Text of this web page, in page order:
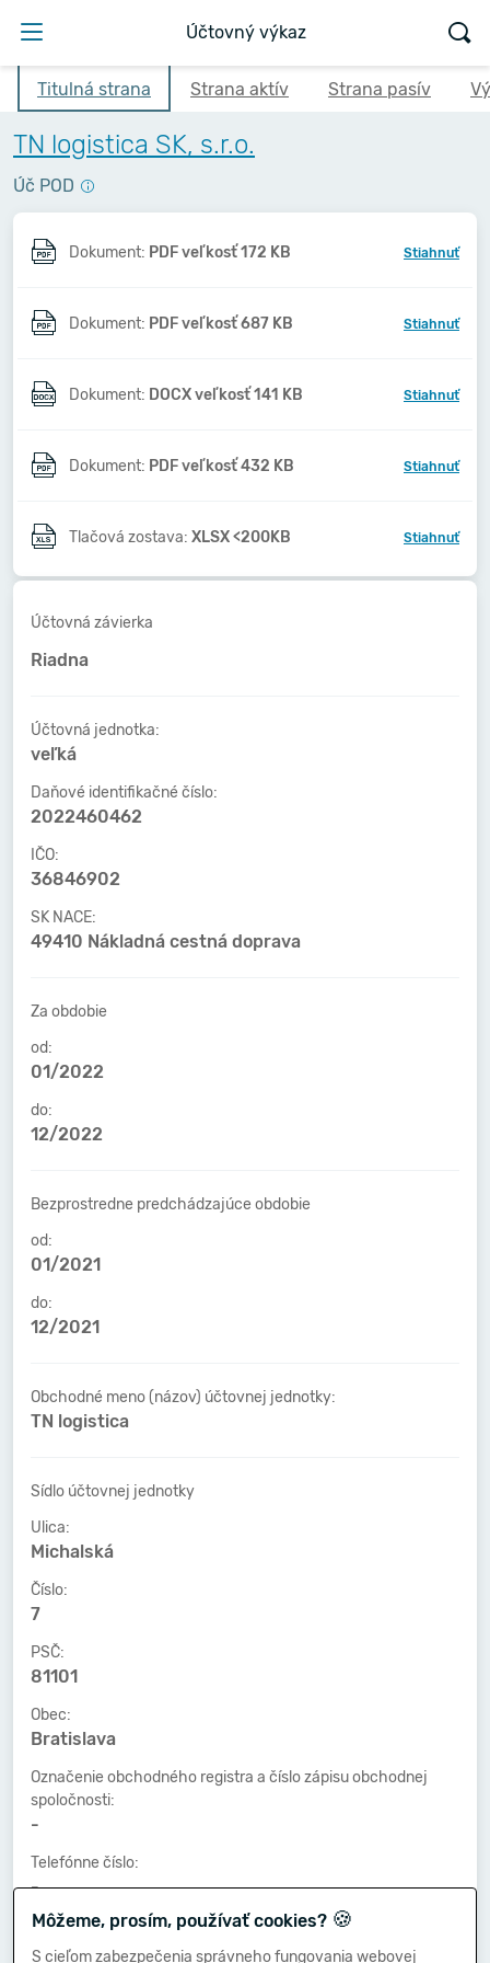
Účtovný výkaz
Titulná strana Strana aktív Strana pasív
TN logistica SK, s.r.o.
Úč POD
Dokument: PDF veľkosť 172 KB Stiahnuť
Dokument: PDF veľkosť 687 KB Stiahnuť
Dokument: DOCX veľkosť 141 KB Stiahnuť
Dokument: PDF veľkosť 432 KB Stiahnuť
Tlačová zostava: XLSX <200KB Stiahnuť
Účtovná závierka
Riadna
Účtovná jednotka:
veľká
Daňové identifikačné číslo:
2022460462
IČO:
36846902
SK NACE:
49410 Nákladná cestná doprava
Za obdobie
od:
01/2022
do:
12/2022
Bezprostredne predchádzajúce obdobie
od:
01/2021
do:
12/2021
Obchodné meno (názov) účtovnej jednotky:
TN logistica
Sídlo účtovnej jednotky
Ulica:
Michalská
Číslo:
7
PSČ:
81101
Obec:
Bratislava
Označenie obchodného registra a číslo zápisu obchodnej
spoločnosti:
-
Telefónne číslo:
-
Faxové číslo:
-
Môžeme, prosím, používať cookies? 🍪
S cieľom zabezpečenia správneho fungovania webovej